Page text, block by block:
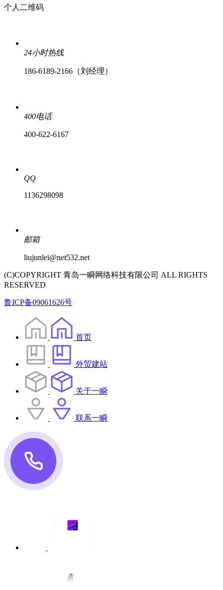
个人二维码
24小时热线
186-6189-2166（刘经理）
400电话
400-622-6167
QQ
1136298098
邮箱
liujunlei@net532.net
(C)COPYRIGHT 青岛一瞬网络科技有限公司 ALL RIGHTS
RESERVED
鲁ICP备09061626号
首页
外贸建站
关于一瞬
联系一瞬